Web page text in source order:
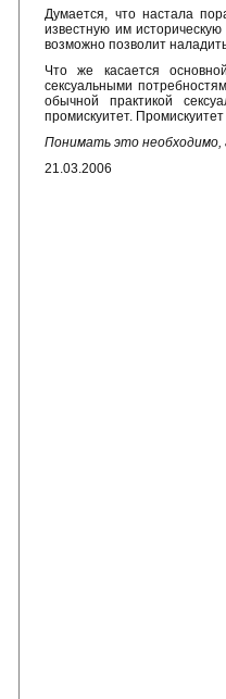
Думается, что настала
известную им
возможно позволит
Что же касается
сексуальными
обычной практикой
промискуитет.
Понимать это необходимо,
21.03.2006